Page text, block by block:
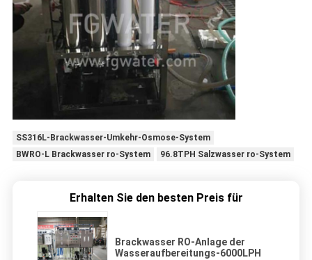
SS316L-Brackwasser-Umkehr-Osmose-System
BWRO-L Brackwasser ro-System
96.8TPH Salzwasser ro-System
Erhalten Sie den besten Preis für
Brackwasser RO-Anlage der
Wasseraufbereitungs-6000LPH